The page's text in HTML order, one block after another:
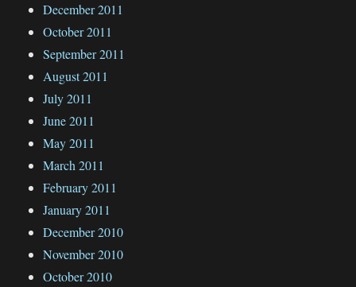
December 2011
October 2011
September 2011
August 2011
July 2011
June 2011
May 2011
March 2011
February 2011
January 2011
December 2010
November 2010
October 2010